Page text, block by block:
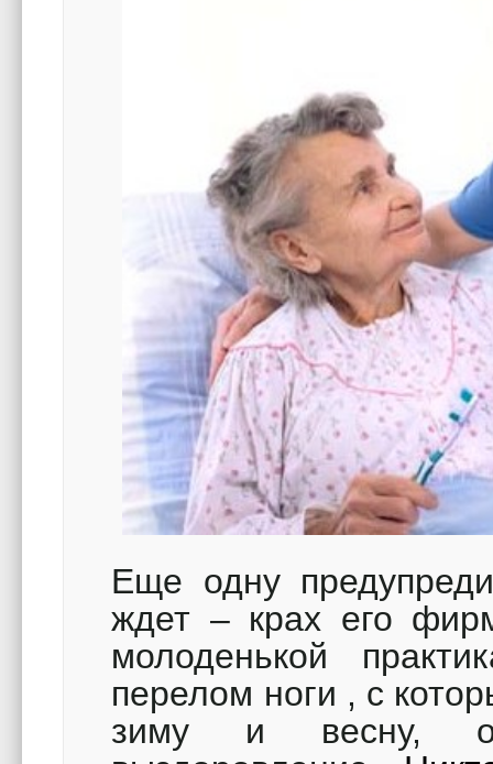
Еще одну
ждет – крах его
молоденькой
перелом ноги , с
зиму и весну,